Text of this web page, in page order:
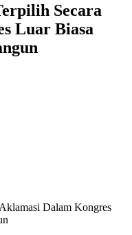
Secara
Luar Biasa
Dalam Kongres